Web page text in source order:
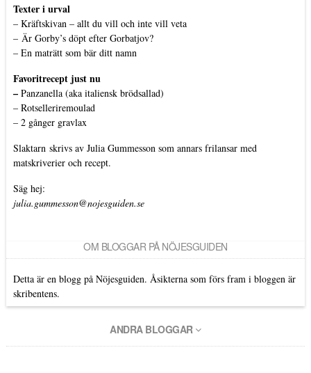
Texter i urval
– Kräftskivan – allt du vill och inte vill veta
– Är Gorby’s döpt efter Gorbatjov?
– En maträtt som bär ditt namn
Favoritrecept just nu
– Panzanella (aka italiensk brödsallad)
– Rotselleriremoulad
– 2 gånger gravlax
Slaktarn skrivs av Julia Gummesson som annars frilansar med
matskriverier och recept.
Säg hej:
julia.gummesson@nojesguiden.se
OM BLOGGAR PÅ NÖJESGUIDEN
Detta är en blogg på Nöjesguiden. Åsikterna som förs fram i bloggen är
skribentens.
ANDRA BLOGGAR